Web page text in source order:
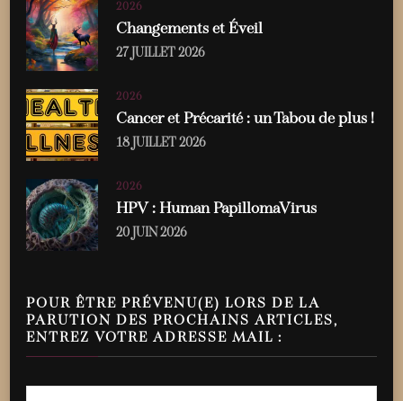
2026
Changements et Éveil
27 JUILLET 2026
2026
Cancer et Précarité : un Tabou de plus !
18 JUILLET 2026
2026
HPV : Human PapillomaVirus
20 JUIN 2026
POUR ÊTRE PRÉVENU(E) LORS DE LA
PARUTION DES PROCHAINS ARTICLES,
ENTREZ VOTRE ADRESSE MAIL :